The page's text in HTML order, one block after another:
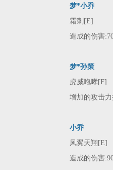
梦*小乔
霜刺[E]
造成的伤害
梦*孙策
虎威咆哮[F]
增加的攻击
小乔
凤翼天翔[E]
造成的伤害